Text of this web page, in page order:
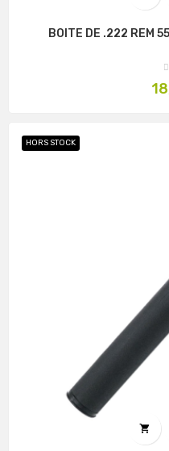
BOITE DE .222 REM
Prix
HORS STOCK
